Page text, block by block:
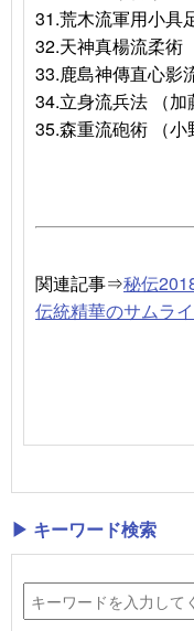
31.荒木流軍用小具
32.天神真楊流柔術
33.鹿島神傳直心影
34.立身流兵法 （加
35.森重流砲術 （小
関連記事⇒秘伝
伝統精華のサムライ
▶ キーワード検索